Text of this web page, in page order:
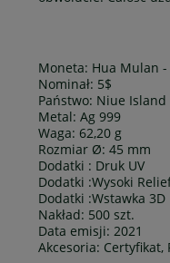
Moneta: Hua Mulan -
Nominał: 5$
Państwo: Niue Island
Metal: Ag 999
Waga: 62,20 g
Rozmiar Ø: 45 mm
Dodatki : Druk UV
Dodatki :Wysoki
Dodatki :Wstawka 3D
Nakład: 500 szt.
Data emisji: 2021
Akcesoria: Certyfikat,